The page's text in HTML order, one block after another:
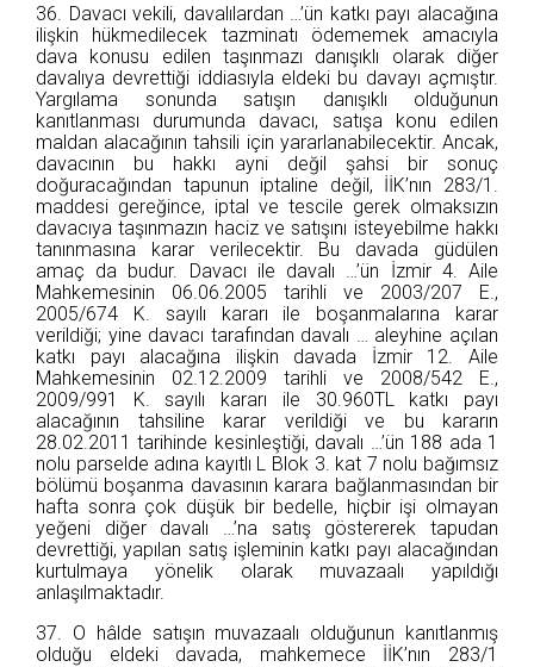
36. Davacı vekili, davalılardan …’ün katkı payı alacağına
ilişkin hükmedilecek tazminatı ödememek amacıyla
dava konusu edilen taşınmazı danışıklı olarak diğer
davalıya devrettiği iddiasıyla eldeki bu davayı açmıştır.
Yargılama sonunda satışın danışıklı olduğunun
kanıtlanması durumunda davacı, satışa konu edilen
maldan alacağının tahsili için yararlanabilecektir. Ancak,
davacının bu hakkı ayni değil şahsi bir sonuç
doğuracağından tapunun iptaline değil, İİK’nın 283/1.
maddesi gereğince, iptal ve tescile gerek olmaksızın
davacıya taşınmazın haciz ve satışını isteyebilme hakkı
tanınmasına karar verilecektir. Bu davada güdülen
amaç da budur. Davacı ile davalı …’ün İzmir 4. Aile
Mahkemesinin 06.06.2005 tarihli ve 2003/207 E.,
2005/674 K. sayılı kararı ile boşanmalarına karar
verildiği; yine davacı tarafından davalı … aleyhine açılan
katkı payı alacağına ilişkin davada İzmir 12. Aile
Mahkemesinin 02.12.2009 tarihli ve 2008/542 E.,
2009/991 K. sayılı kararı ile 30.960TL katkı payı
alacağının tahsiline karar verildiği ve bu kararın
28.02.2011 tarihinde kesinleştiği, davalı …’ün 188 ada 1
nolu parselde adına kayıtlı L Blok 3. kat 7 nolu bağımsız
bölümü boşanma davasının karara bağlanmasından bir
hafta sonra çok düşük bir bedelle, hiçbir işi olmayan
yeğeni diğer davalı …’na satış göstererek tapudan
devrettiği, yapılan satış işleminin katkı payı alacağından
kurtulmaya yönelik olarak muvazaalı yapıldığı
anlaşılmaktadır.
37. O hâlde satışın muvazaalı olduğunun kanıtlanmış
olduğu eldeki davada, mahkemece İİK’nın 283/1